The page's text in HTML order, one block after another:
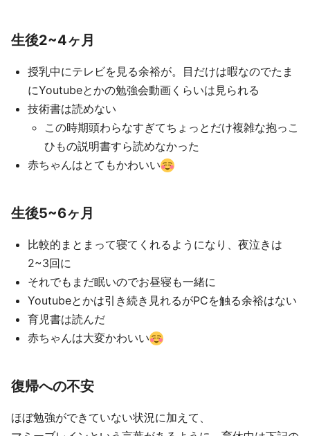
生後2~4ヶ月
授乳中にテレビを見る余裕が。目だけは暇なのでたま
にYoutubeとかの勉強会動画くらいは見られる
技術書は読めない
この時期頭わらなすぎてちょっとだけ複雑な抱っこ
ひもの説明書すら読めなかった
赤ちゃんはとてもかわいい
生後5~6ヶ月
比較的まとまって寝てくれるようになり、夜泣きは
2~3回に
それでもまだ眠いのでお昼寝も一緒に
Youtubeとかは引き続き見れるがPCを触る余裕はない
育児書は読んだ
赤ちゃんは大変かわいい
復帰への不安
ほぼ勉強ができていない状況に加えて、